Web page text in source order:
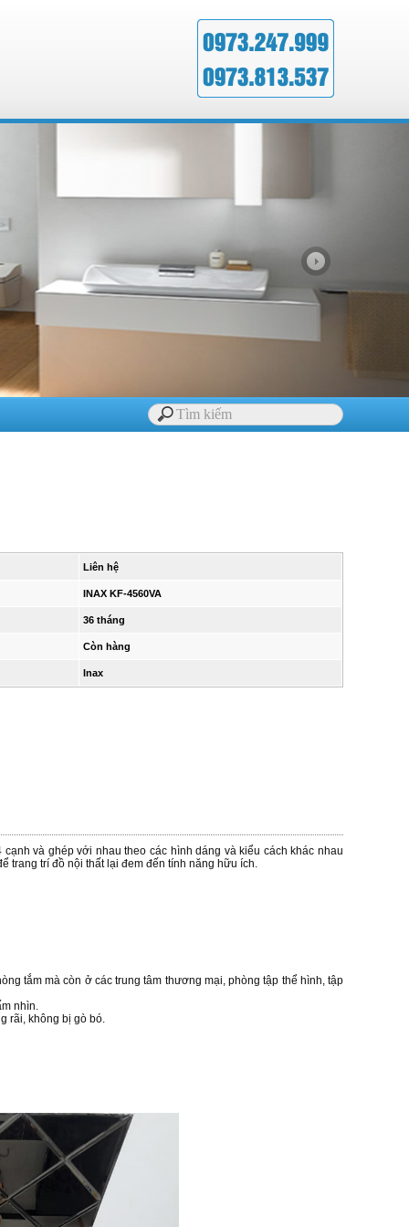
Liên hệ
INAX KF-4560VA
36 tháng
Còn hàng
Inax
và ghép với nhau theo các hình dáng và kiểu cách khác nhau
trang trí đồ nội thất lại đem đến tính năng hữu ích.
tắm mà còn ở các trung tâm thương mại, phòng tập thể hình, tập
nhìn.
rãi, không bị gò bó.